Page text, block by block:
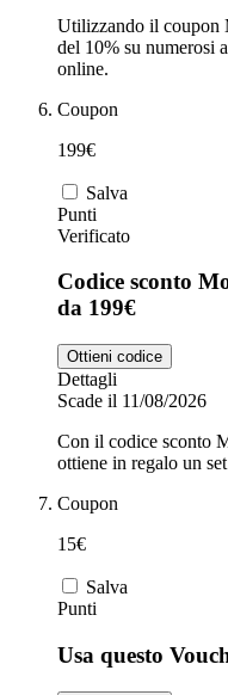
Utilizzando il coupon
del 10% su numerosi
online.
Coupon
199€
Salva
Punti
Verificato
Codice sconto
da 199€
Ottieni codice
Dettagli
Scade il 11/08/2026
Con il codice sconto
ottiene in regalo un
Coupon
15€
Salva
Punti
Usa questo